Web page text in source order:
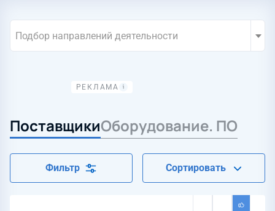
Подбор направлений деятельности
ПоставщикиОборудование. ПО
Фильтр Сортировать